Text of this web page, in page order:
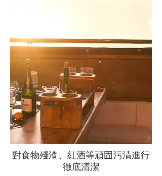
對食物殘渣、紅酒等頑固污漬進行
徹底清潔